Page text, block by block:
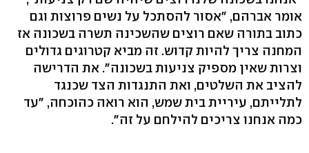
אומר אברהם, "אסור להסתכל על נשים פרוצות וגם
כתוב בתורה שאם רוצים שהשכינה תשרה בשכונה אז
המחנה צריך להיות קדוש. זה מביא קטרוגים גדולים
וצרות שאין מספיק צניעות בשכונה". את הדרישה
להציב את השלטים, ואת התנגדות הצד שכנגד
לתלייתם, עיריית בית שמש, הוא רואה כהוכחה, "עד
כמה אנחנו צריכים להילחם על זה".